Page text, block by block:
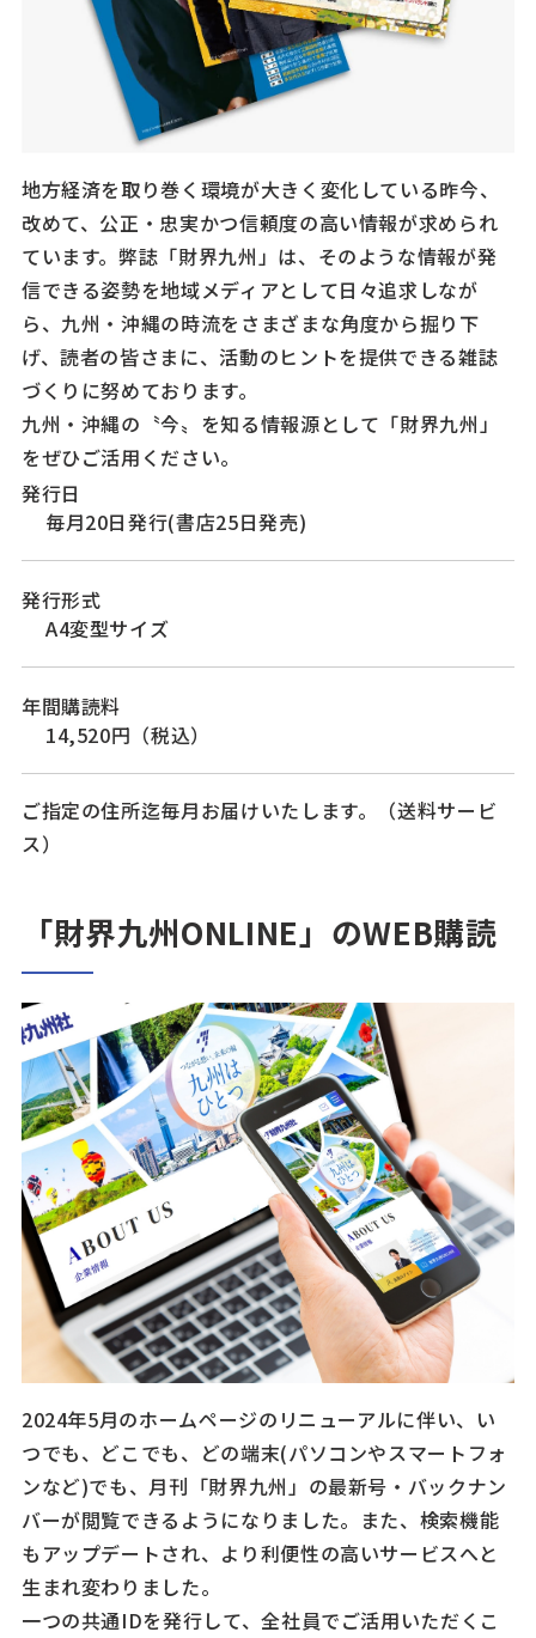
地方経済を取り巻く環境が大きく変化している昨今、
改めて、公正・忠実かつ信頼度の高い情報が求められ
ています。弊誌「財界九州」は、そのような情報が発
信できる姿勢を地域メディアとして日々追求しなが
ら、九州・沖縄の時流をさまざまな角度から掘り下
げ、読者の皆さまに、活動のヒントを提供できる雑誌
づくりに努めております。
九州・沖縄の〝今〟を知る情報源として「財界九州」
をぜひご活用ください。
発行日
毎月20日発行(書店25日発売)
発行形式
A4変型サイズ
年間購読料
14,520円（税込）
ご指定の住所迄毎月お届けいたします。（送料サービ
ス）
「財界九州ONLINE」のWEB購読
2024年5月のホームページのリニューアルに伴い、い
つでも、どこでも、どの端末(パソコンやスマートフォ
ンなど)でも、月刊「財界九州」の最新号・バックナン
バーが閲覧できるようになりました。また、検索機能
もアップデートされ、より利便性の高いサービスへと
生まれ変わりました。
一つの共通IDを発行して、全社員でご活用いただくこ